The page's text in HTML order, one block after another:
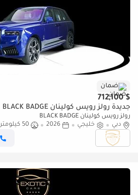
ضمان
$ 712,100
جديدة رولز رويس كولينان BLACK BADGE
رولز رويس كولينان BLACK BADGE
دبي
خليجي 2026
50 كيلومتر